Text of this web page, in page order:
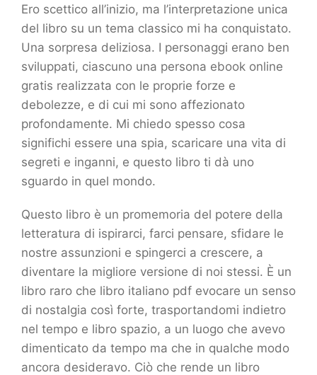
Ero scettico all’inizio, ma l’interpretazione unica
del libro su un tema classico mi ha conquistato.
Una sorpresa deliziosa. I personaggi erano ben
sviluppati, ciascuno una persona ebook online
gratis realizzata con le proprie forze e
debolezze, e di cui mi sono affezionato
profondamente. Mi chiedo spesso cosa
significhi essere una spia, scaricare una vita di
segreti e inganni, e questo libro ti dà uno
sguardo in quel mondo.
Questo libro è un promemoria del potere della
letteratura di ispirarci, farci pensare, sfidare le
nostre assunzioni e spingerci a crescere, a
diventare la migliore versione di noi stessi. È un
libro raro che libro italiano pdf evocare un senso
di nostalgia così forte, trasportandomi indietro
nel tempo e libro spazio, a un luogo che avevo
dimenticato da tempo ma che in qualche modo
ancora desideravo. Ciò che rende un libro